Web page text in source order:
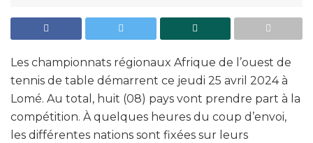
Les championnats régionaux Afrique de l’ouest de
tennis de table démarrent ce jeudi 25 avril 2024 à
Lomé. Au total, huit (08) pays vont prendre part à la
compétition. À quelques heures du coup d’envoi,
les différentes nations sont fixées sur leurs